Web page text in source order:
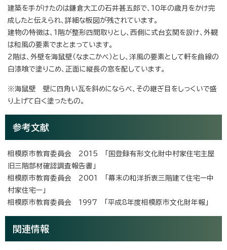
建築を手がけたのは鎌倉大工の石井甚五郎で、10年の歳月をかけ完
成したと伝えられ、詳細な板図が残されています。
建物の特徴は、1階が整形四間取りとし、西側に式台玄関を設け、外観
は和風の要素でまとまっています。
2階は、外壁を海鼠壁（なまこかべ）とし、洋風の要素として軒を曲線の
白漆喰で塗りこめ、正面に縦長の窓を配しています。
※海鼠壁 壁に四角い瓦を斜めにならべ、その継ぎ目をしっくいで盛
り上げて白く塗ったもの。
参考文献
相模原市教育委員会 2015 「国登録有形文化財中村家住宅主屋
旧三階部材確認調査報告書」
相模原市教育委員会 2001 「幕末の和洋折衷三階建て住宅ー中
村家住宅ー」
相模原市教育委員会 1997 「平成8年度相模原市文化財年報」
関連情報